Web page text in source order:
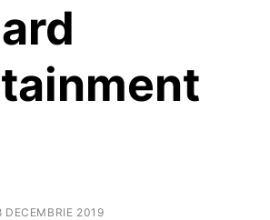
DECEMBRIE 2019